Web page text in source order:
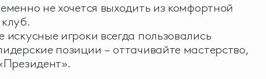
не хочется выходить из комфортной
игроки всегда пользовались
позиции – оттачивайте мастерство,